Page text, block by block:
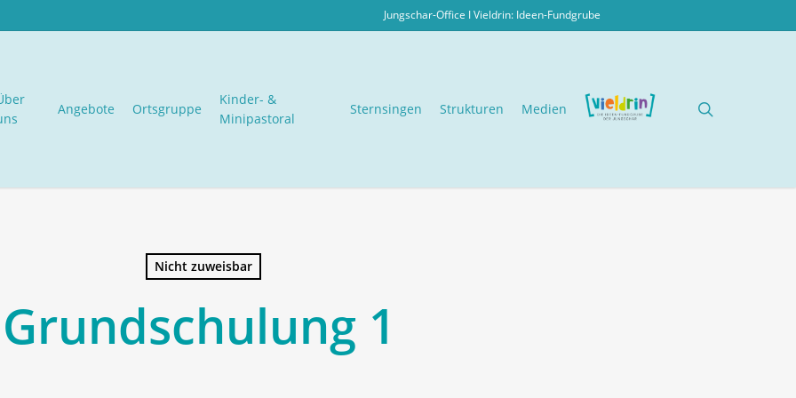
Jungschar-Office IVieldrin: Ideen-Fundgrube
Angebote Ortsgruppe
Kinder- &
Minipastoral
Sternsingen Strukturen Medien
Nicht zuweisbar
Grundschulung 1